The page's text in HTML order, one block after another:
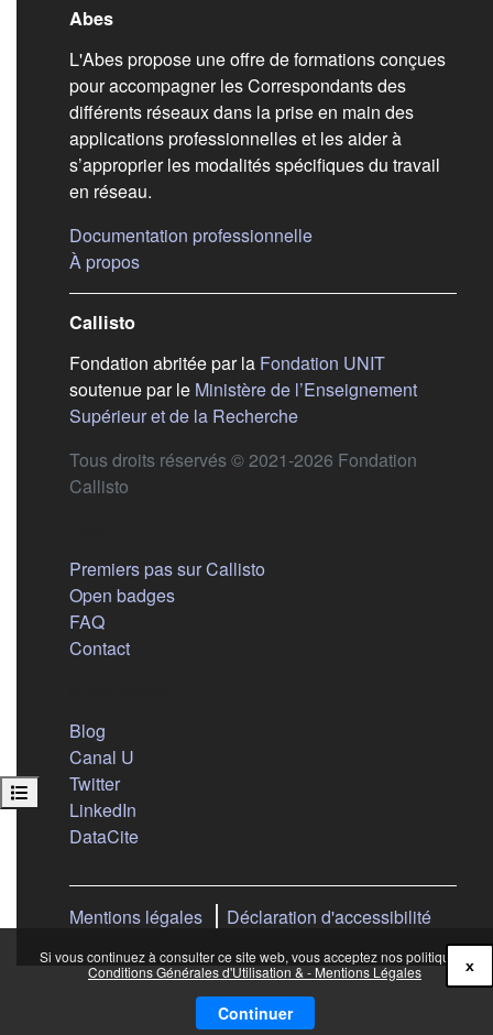
Si vous continuez à consulter ce site web, vous acceptez nos politiques :
Conditions Générales d'Utilisation & - Mentions Légales
Continuer
x
Ouvrir l’index du cours
Liens de bas de
Abes
L'Abes propose une offre de formations conçues
pour accompagner les Correspondants des
différents réseaux dans la prise en main des
applications professionnelles et les aider à
s’approprier les modalités spécifiques du travail
en réseau.
Documentation professionnelle(s'ouvre dans un
À propos(s'ouvre dans un nouvel onglet)
Callisto
Fondation abritée par la Fondation UNIT(s'ouvre
soutenue par le Ministère de l’Enseignement
Supérieur et de la Recherche(s'ouvre dans un nouvel
Tous droits réservés © 2021-2026 Fondation
Callisto
Premiers pas sur Callisto
Open badges
FAQ
Contact
Blog
Canal U
Twitter(s'ouvre dans un nouvel onglet)
LinkedIn
DataCite(s'ouvre dans un nouvel onglet)
Mentions légales Déclaration d'accessibilité